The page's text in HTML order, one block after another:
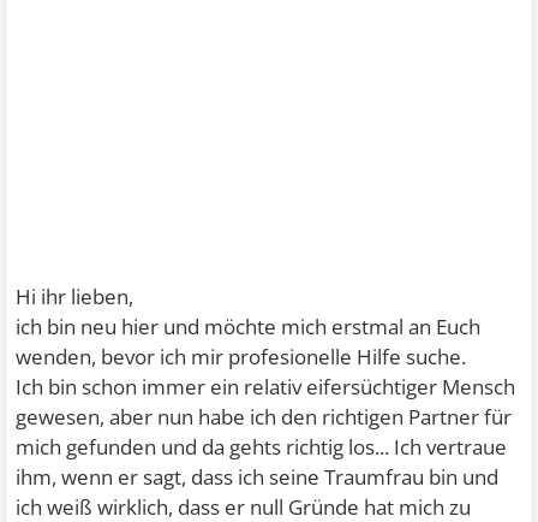
Hi ihr lieben,
ich bin neu hier und möchte mich erstmal an Euch
wenden, bevor ich mir profesionelle Hilfe suche.
Ich bin schon immer ein relativ eifersüchtiger Mensch
gewesen, aber nun habe ich den richtigen Partner für
mich gefunden und da gehts richtig los... Ich vertraue
ihm, wenn er sagt, dass ich seine Traumfrau bin und
ich weiß wirklich, dass er null Gründe hat mich zu